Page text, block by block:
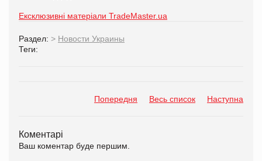
Ексклюзивні матеріали TradeMaster.ua
Раздел: > Новости Украины
Теги:
Попередня Весь список Наступна
Коментарі
Ваш коментар буде першим.